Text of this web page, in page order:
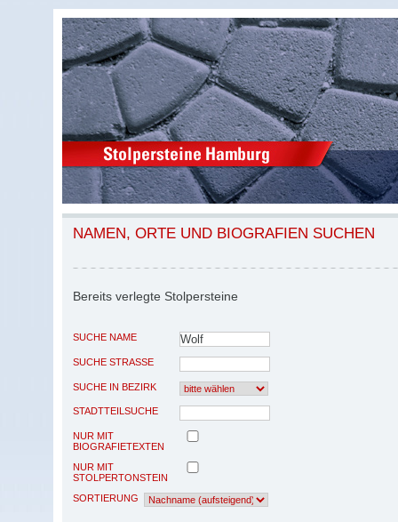
NAMEN, ORTE UND BIOGRAFIEN SUCHEN
Bereits verlegte Stolpersteine
SUCHE NAME
SUCHE STRASSE
SUCHE IN BEZIRK
STADTTEILSUCHE
NUR MIT
BIOGRAFIETEXTEN
NUR MIT
STOLPERTONSTEIN
SORTIERUNG